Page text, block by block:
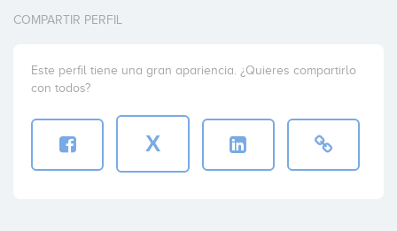
COMPARTIR PERFIL
Este perfil tiene una gran apariencia. ¿Quieres compartirlo
con todos?
X